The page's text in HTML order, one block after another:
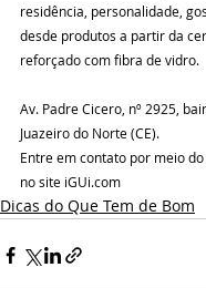
residência, personalidade,
desde produtos a partir da
reforçado com fibra de vidro.
Av. Padre Cicero, nº 2925,
Juazeiro do Norte (CE).
Entre em contato por meio
no site iGUi.com
Dicas do Que Tem de Bom